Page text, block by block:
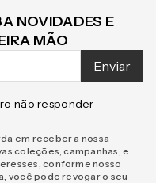
NOVIDADES E
MÃO
Enviar
não responder
em receber a nossa
coleções, campanhas, e
conforme nosso
você pode revogar o seu